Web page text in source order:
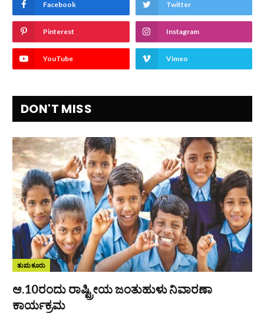
Facebook Twitter
Pinterest Instagram
YouTube Vimeo
DON'T MISS
ತುಮಕೂರು
ಆ.10ರಂದು ರಾಷ್ಟ್ರೀಯ ಜಂತುಹುಳು ನಿವಾರಣಾ
ಕಾರ್ಯಕ್ರಮ